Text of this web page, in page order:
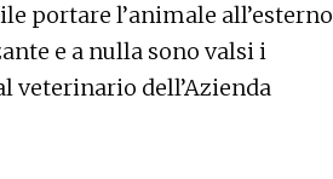
portare l’animale all’esterno
e a nulla sono valsi i
veterinario dell’Azienda